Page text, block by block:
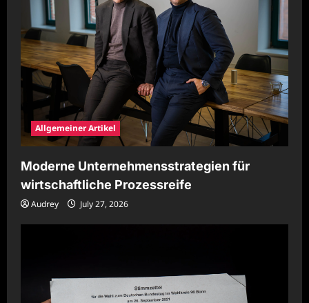
Allgemeiner Artikel
Moderne Unternehmensstrategien für
wirtschaftliche Prozessreife
Audrey July 27, 2026